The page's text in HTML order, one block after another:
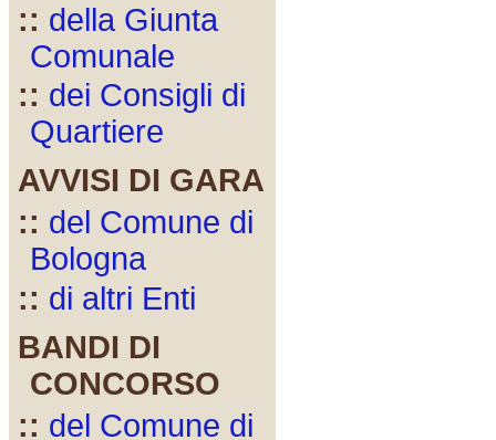
:: della Giunta
Comunale
:: dei Consigli di
Quartiere
AVVISI DI GARA
:: del Comune di
Bologna
:: di altri Enti
BANDI DI
CONCORSO
:: del Comune di